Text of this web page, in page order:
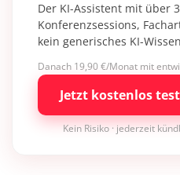
Der KI-Assistent mit über
Konferenzsessions,
kein generisches KI-
Danach 19,90 €/Monat mit
Jetzt kostenlos
Kein Risiko · jederzeit